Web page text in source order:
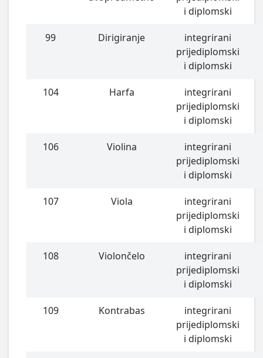
i diplomski
99 Dirigiranje
integrirani
prijediplomski
i diplomski
104 Harfa
integrirani
prijediplomski
i diplomski
106 Violina
integrirani
prijediplomski
i diplomski
107 Viola
integrirani
prijediplomski
i diplomski
108 Violončelo
integrirani
prijediplomski
i diplomski
109 Kontrabas
integrirani
prijediplomski
i diplomski